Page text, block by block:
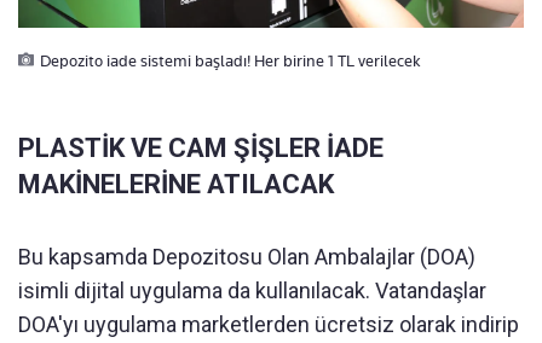
Depozito iade sistemi başladı! Her birine 1 TL verilecek
PLASTİK VE CAM ŞİŞLER İADE
MAKİNELERİNE ATILACAK
Bu kapsamda Depozitosu Olan Ambalajlar (DOA)
isimli dijital uygulama da kullanılacak. Vatandaşlar
DOA'yı uygulama marketlerden ücretsiz olarak indirip